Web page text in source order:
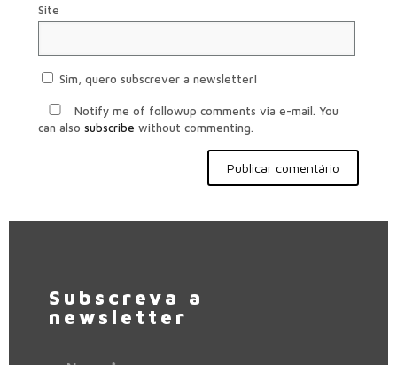
Site
Sim, quero subscrever a newsletter!
Notify me of followup comments via e-mail. You
can also subscribe without commenting.
Subscreva a
newsletter